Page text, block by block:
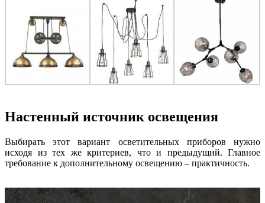
Настенный источник освещения
Выбирать этот вариант осветительных приборов нужно
исходя из тех же критериев, что и предыдущий. Главное
требование к дополнительному освещению – практичность.